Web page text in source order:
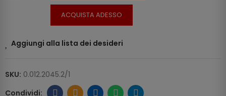
ACQUISTA ADESSO
Aggiungi alla lista dei desideri
SKU: 0.012.2045.2/1